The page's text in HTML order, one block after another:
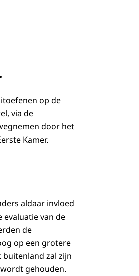
op de
via de
door het
Kamer.
aldaar invloed
evaluatie van de
de
op een grotere
zal zijn
gehouden.